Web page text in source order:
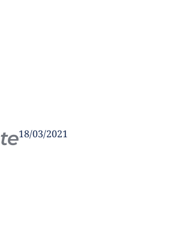
18/03/2021